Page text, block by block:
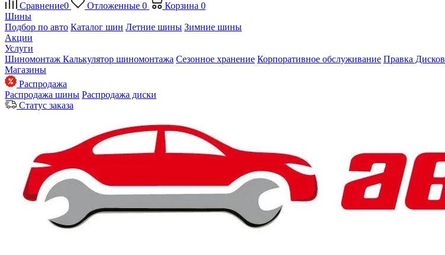
Сравнение0 Отложенные 0 Корзина 0
Шины
Подбор по авто Каталог шин Летние шины Зимние шины
Акции
Услуги
Шиномонтаж Калькулятор шиномонтажа Сезонное хранение Корпоративное обслуживание Правка Дисков
Магазины
Распродажа
Распродажа шины Распродажа диски
Статус заказа